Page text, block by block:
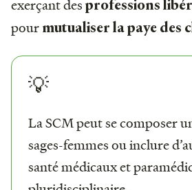
exerçant des professions
pour mutualiser la paye des
💡
La SCM peut se composer
sages-femmes ou inclure
santé médicaux et